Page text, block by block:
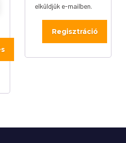
elküldjük e-mailben.
Regisztráció